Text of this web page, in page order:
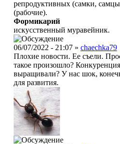
репродуктивных (самки,
(рабочие).
Формикарий
искусственный муравейник.
06/07/2022 - 21:07 » chaechka79
Плохие новости. Ее съели.
такое произошло?
выращивали? У нас шок,
для развития.